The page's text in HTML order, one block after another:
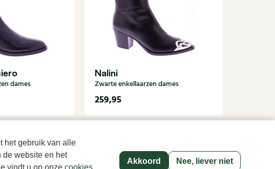
het gebruik van alle
de website en het
vindt u op onzecookies
Akkoord Nee, liever niet
dames
Nalini
Zwarte enkellaarzen dames
259,95